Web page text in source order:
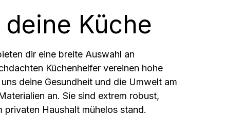
Küche
dir eine breite Auswahl an
Küchenhelfer vereinen hohe
deine Gesundheit und die Umwelt am
an. Sie sind extrem robust,
Haushalt mühelos stand.